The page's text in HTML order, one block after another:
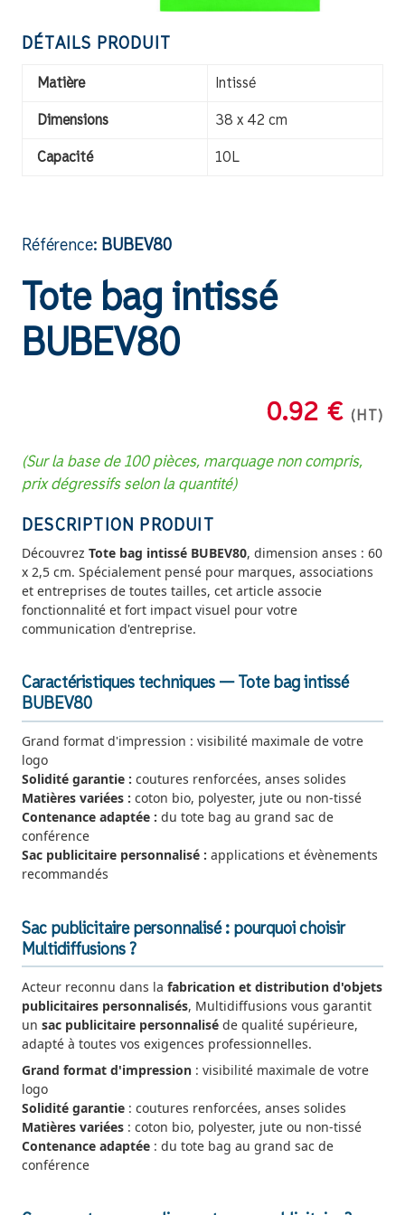
DÉTAILS PRODUIT
Matière Intissé
Dimensions 38 x 42 cm
Capacité 10L
Référence: BUBEV80
Tote bag intissé
BUBEV80
0.92 € (HT)
(Sur la base de 100 pièces, marquage non compris,
prix dégressifs selon la quantité)
DESCRIPTION PRODUIT
Découvrez Tote bag intissé BUBEV80, dimension anses : 60
x 2,5 cm. Spécialement pensé pour marques, associations
et entreprises de toutes tailles, cet article associe
fonctionnalité et fort impact visuel pour votre
communication d'entreprise.
Caractéristiques techniques — Tote bag intissé
BUBEV80
Grand format d'impression : visibilité maximale de votre
logo
Solidité garantie : coutures renforcées, anses solides
Matières variées : coton bio, polyester, jute ou non-tissé
Contenance adaptée : du tote bag au grand sac de
conférence
Sac publicitaire personnalisé : applications et évènements
recommandés
Sac publicitaire personnalisé : pourquoi choisir
Multidiffusions ?
Acteur reconnu dans la fabrication et distribution d'objets
publicitaires personnalisés, Multidiffusions vous garantit
un sac publicitaire personnalisé de qualité supérieure,
adapté à toutes vos exigences professionnelles.
Grand format d'impression : visibilité maximale de votre
logo
Solidité garantie : coutures renforcées, anses solides
Matières variées : coton bio, polyester, jute ou non-tissé
Contenance adaptée : du tote bag au grand sac de
conférence